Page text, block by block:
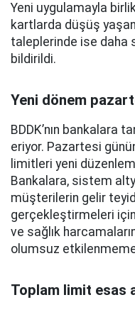
Yeni uygulamayla
kartlarda düşüş
taleplerinde ise daha
bildirildi.
Yeni dönem
BDDK’nın bankalara
eriyor. Pazartesi
limitleri yeni
Bankalara, sistem
müşterilerin gelir
gerçekleştirmeleri
ve sağlık
olumsuz
Toplam limit esas